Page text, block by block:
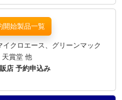
開始製品一覧
クロエース、グリーンマック
天賞堂 他
店 予約申込み